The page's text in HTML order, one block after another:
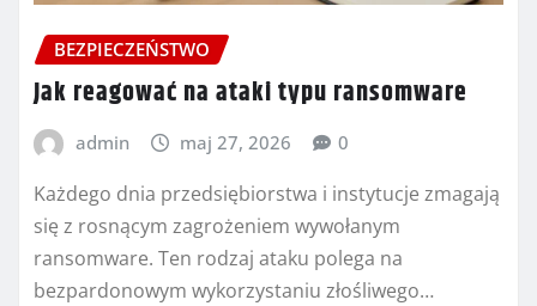
BEZPIECZEŃSTWO
Jak reagować na ataki typu ransomware
admin maj 27, 2026 0
Każdego dnia przedsiębiorstwa i instytucje zmagają
się z rosnącym zagrożeniem wywołanym
ransomware. Ten rodzaj ataku polega na
bezpardonowym wykorzystaniu złośliwego…